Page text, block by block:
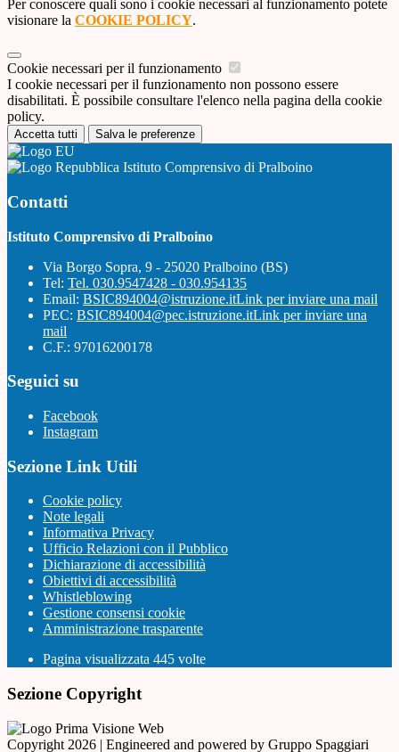
Per conoscere quali sono i cookie necessari al funzionamento potete
visionare la COOKIE POLICY.
Cookie necessari per il funzionamento
I cookie necessari per il funzionamento non possono essere
disabilitati. È possibile consultare l'elenco nella pagina della cookie
policy.
Accetta tutti Salva le preferenze
Istituto Comprensivo di Pralboino
Contatti
Istituto Comprensivo di Pralboino
Via Borgo Sopra, 9 - 25020 Pralboino (BS)
Tel: Tel. 030.9547428 - 030.954135
Email: BSIC894004@istruzione.itLink per inviare una mail
PEC: BSIC894004@pec.istruzione.itLink per inviare una
mail
C.F.: 97016200178
Seguici su
Facebook
Instagram
Sezione Link Utili
Cookie policy
Note legali
Informativa Privacy
Ufficio Relazioni con il Pubblico
Dichiarazione di accessibilità
Obiettivi di accessibilità
Whistleblowing
Gestione consensi cookie
Amministrazione trasparente
Pagina visualizzata 445 volte
Sezione Copyright
Copyright 2026 | Engineered and powered by Gruppo Spaggiari